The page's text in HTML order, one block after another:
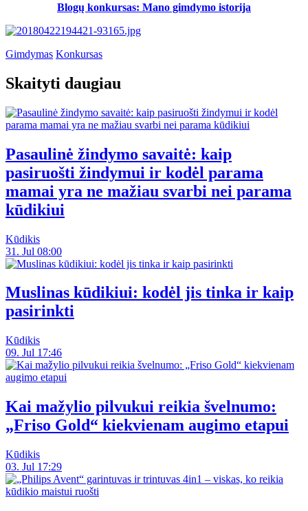
Blogų konkursas: Mano gimdymo istorija
Gimdymas Konkursas
Skaityti daugiau
Pasaulinė žindymo savaitė: kaip
pasiruošti žindymui ir kodėl parama
mamai yra ne mažiau svarbi nei parama
kūdikiui
Kūdikis
31. Jul 08:00
Muslinas kūdikiui: kodėl jis tinka ir kaip
pasirinkti
Kūdikis
09. Jul 17:46
Kai mažylio pilvukui reikia švelnumo:
„Friso Gold“ kiekvienam augimo etapui
Kūdikis
03. Jul 17:29